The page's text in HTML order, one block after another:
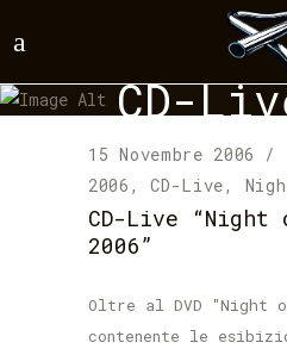
CD-
15 Novembre 2006
2006 ,CD-Live,
CD-Live “Night
2006”
Oltre al DVD "Night
contenente le